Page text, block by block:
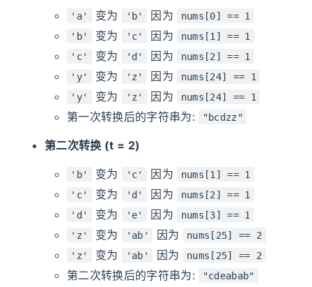
'a' 变为 'b' 因为
nums[0] == 1
'b'
变为 'c' 因为
nums[1] == 1
'c'
变为 'd' 因为
nums[2] == 1
'y'
变为 'z' 因为
nums[24] == 1
'y'
变为 'z' 因为 nums[24] == 1
第一次转换后的字符串为: "bcdzz"
第二次转换 (t = 2)
'b' 变为 'c' 因为
nums[1] == 1
'c'
变为 'd' 因为
nums[2] == 1
'd'
变为 'e' 因为
nums[3] == 1
'z'
变为 'ab' 因为
nums[25] == 2
'z'
变为 'ab' 因为 nums[25] == 2
第二次转换后的字符串为: "cdeabab"